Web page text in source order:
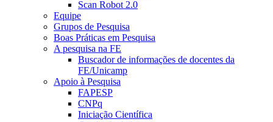
Scan Robot 2.0
Equipe
Grupos de Pesquisa
Boas Práticas em Pesquisa
A pesquisa na FE
Buscador de informações de docentes da
FE/Unicamp
Apoio à Pesquisa
FAPESP
CNPq
Iniciação Científica